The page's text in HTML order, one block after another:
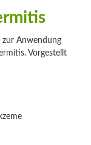
Anwendung
Vorgestellt